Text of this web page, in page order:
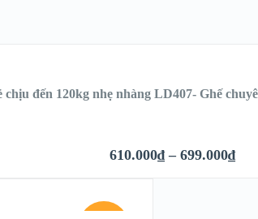
chịu đến 120kg nhẹ nhàng LD407- Ghế
610.000₫ – 699.000₫